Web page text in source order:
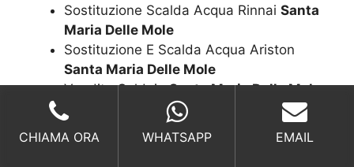
Sostituzione Scalda Acqua Rinnai Santa
Maria Delle Mole
Sostituzione E Scalda Acqua Ariston
Santa Maria Delle Mole
Vendita CaldaiaSanta Maria Delle Mole
Vendita Caldaia Ariston
Santa Maria
Delle Mole
CHIAMA ORA WHATSAPP EMAIL